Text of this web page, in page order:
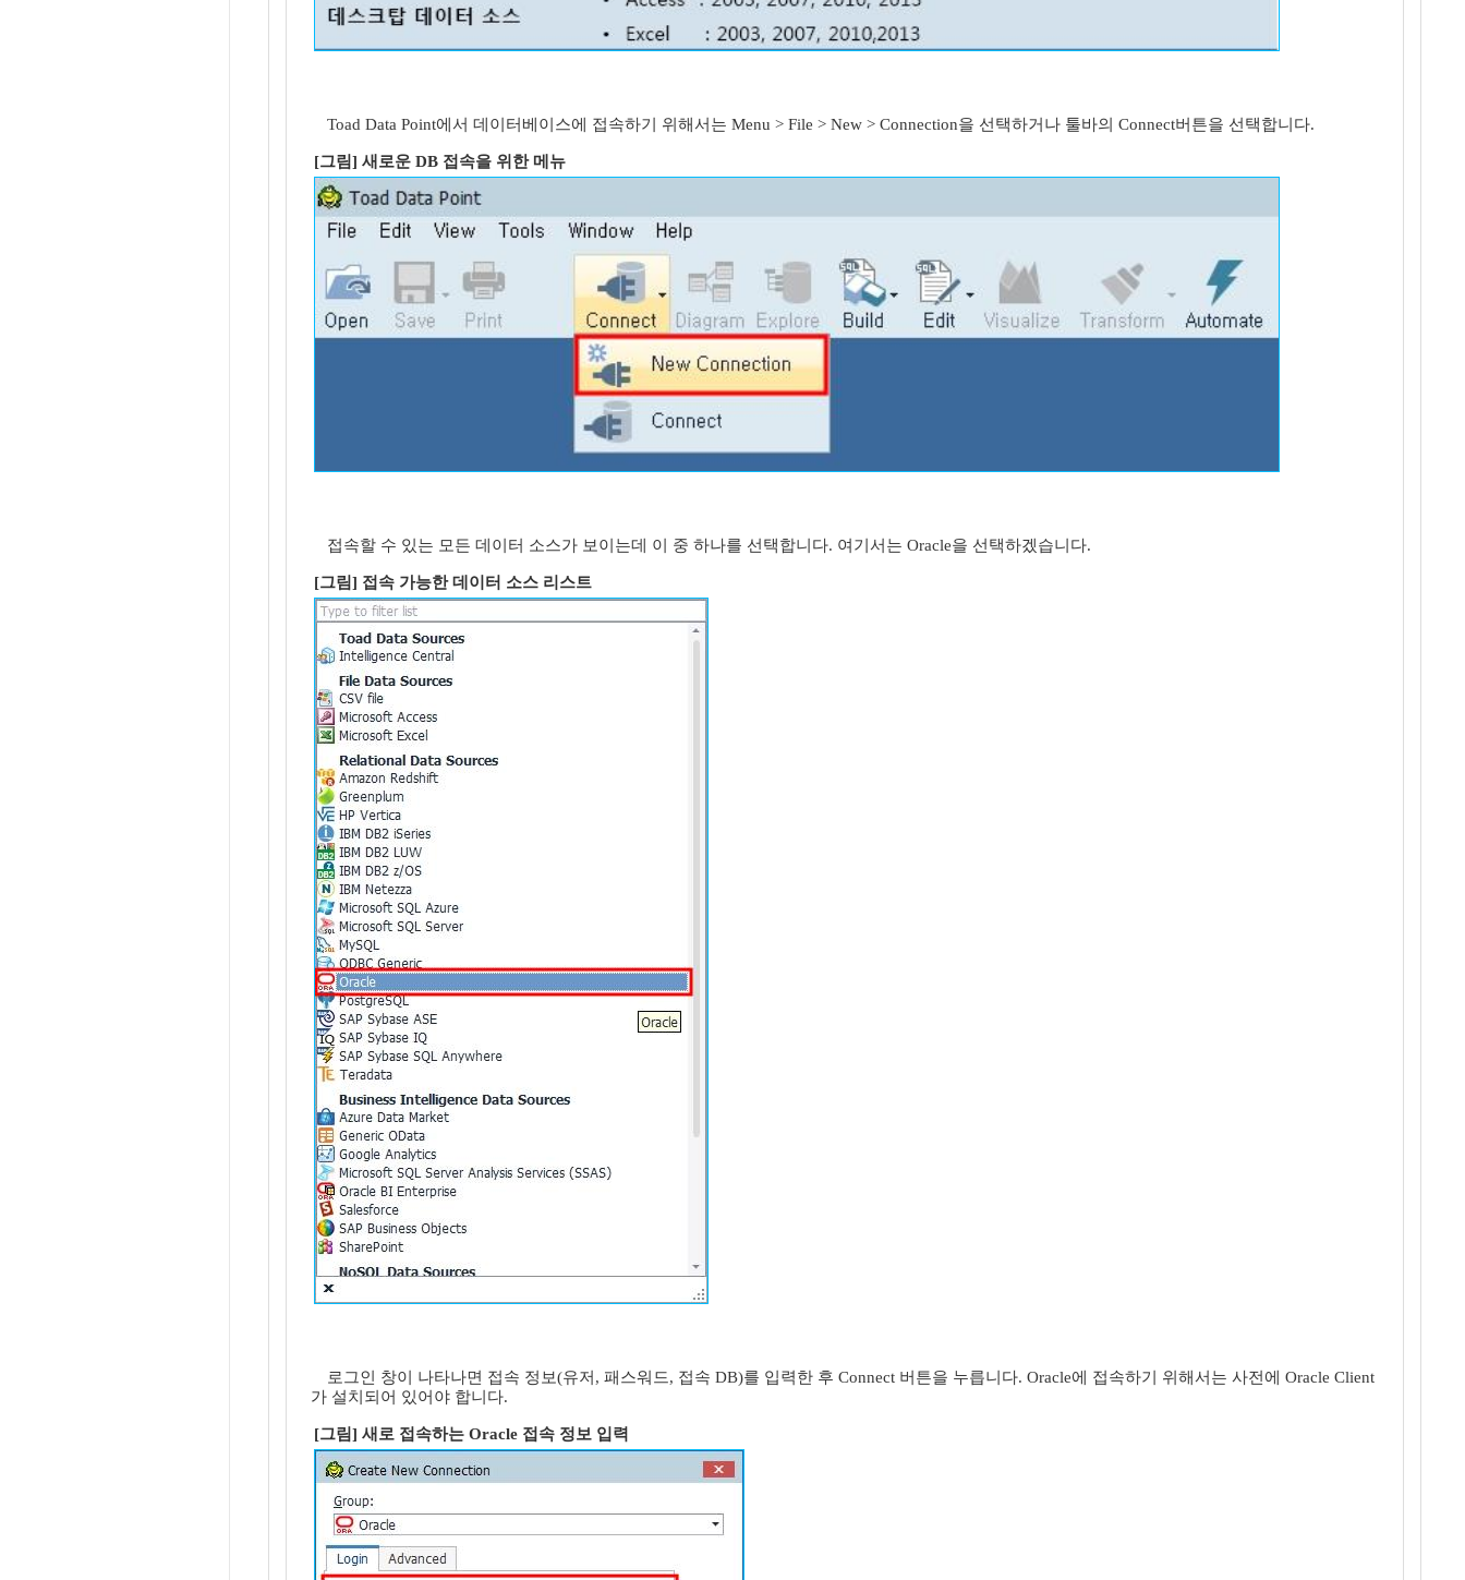
Toad Data Point에서 데이터베이스에 접속하기 위해서는 Menu > File > New > Connection을 선택하거나 툴바의 Connect버튼을 선택합니다.
[그림] 새로운 DB 접속을 위한 메뉴
접속할 수 있는 모든 데이터 소스가 보이는데 이 중 하나를 선택합니다. 여기서는 Oracle을 선택하겠습니다.
[그림] 접속 가능한 데이터 소스 리스트
로그인 창이 나타나면 접속 정보(유저, 패스워드, 접속 DB)를 입력한 후 Connect 버튼을 누릅니다. Oracle에 접속하기 위해서는 사전에 Oracle Client
가 설치되어 있어야 합니다.
[그림] 새로 접속하는 Oracle 접속 정보 입력